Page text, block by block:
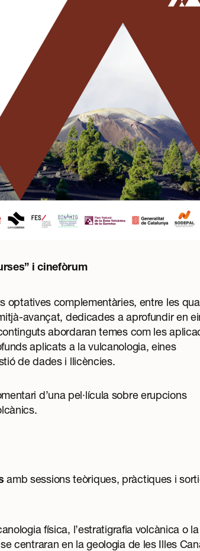
i cinefòrum
optatives complementàries, entre les
avançat, dedicades a aprofundir en
abordaran temes com les
aplicats a la vulcanologia, eines
de dades i llicències.
d’una pel·lícula sobre erupcions
amb sessions teòriques, pràctiques i
física, l’estratigrafia volcànica o la
centraran en la geologia de les Illes